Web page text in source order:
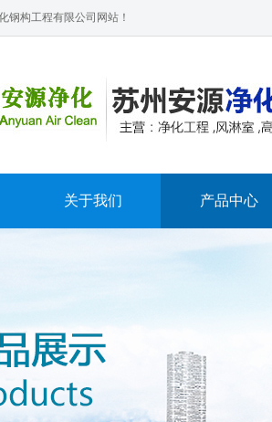
钢构工程有限公司网站！
关于我们 产品中心